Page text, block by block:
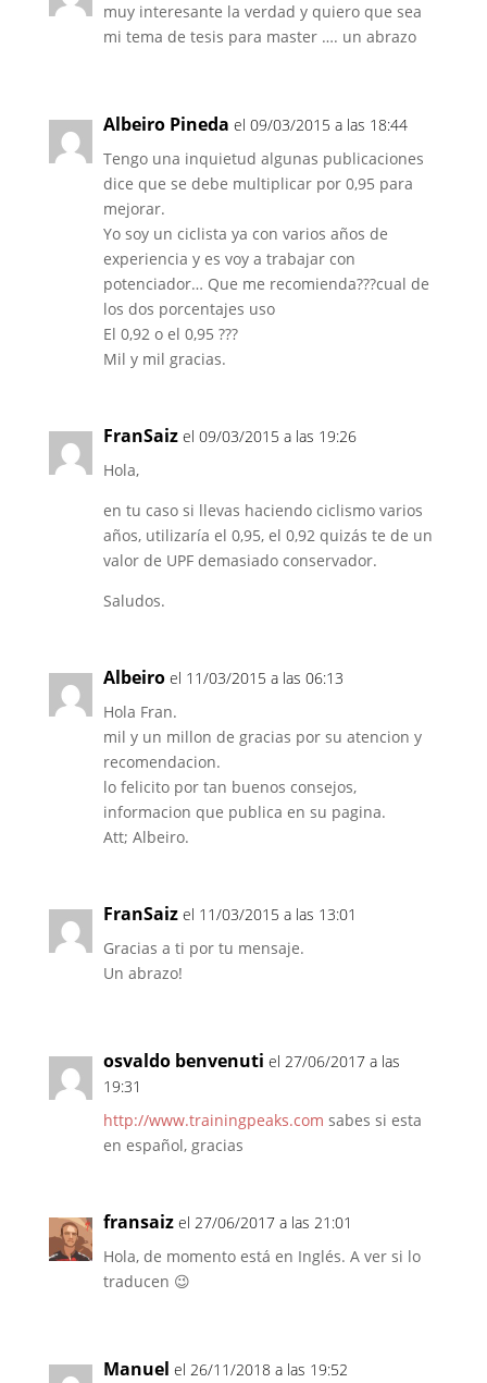
muy interesante la verdad y quiero que sea
mi tema de tesis para master …. un abrazo
Albeiro Pineda el 09/03/2015 a las 18:44
Tengo una inquietud algunas publicaciones
dice que se debe multiplicar por 0,95 para
mejorar.
Yo soy un ciclista ya con varios años de
experiencia y es voy a trabajar con
potenciador… Que me recomienda???cual de
los dos porcentajes uso
El 0,92 o el 0,95 ???
Mil y mil gracias.
FranSaiz el 09/03/2015 a las 19:26
Hola,
en tu caso si llevas haciendo ciclismo varios
años, utilizaría el 0,95, el 0,92 quizás te de un
valor de UPF demasiado conservador.
Saludos.
Albeiro el 11/03/2015 a las 06:13
Hola Fran.
mil y un millon de gracias por su atencion y
recomendacion.
lo felicito por tan buenos consejos,
informacion que publica en su pagina.
Att; Albeiro.
FranSaiz el 11/03/2015 a las 13:01
Gracias a ti por tu mensaje.
Un abrazo!
osvaldo benvenuti el 27/06/2017 a las
19:31
http://www.trainingpeaks.com sabes si esta
en español, gracias
fransaiz el 27/06/2017 a las 21:01
Hola, de momento está en Inglés. A ver si lo
traducen 😉
Manuel el 26/11/2018 a las 19:52